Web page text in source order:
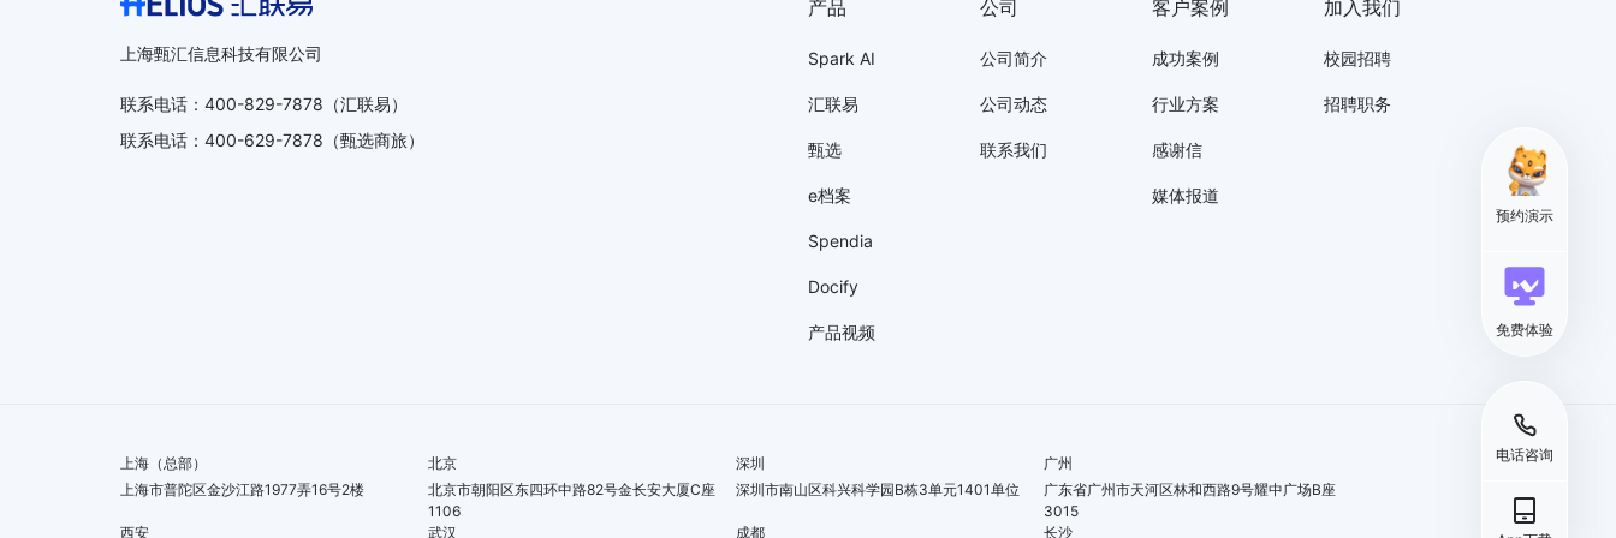
预约演示
免费体验
电话咨询
上海甄汇信息科技有限公司
联系电话 ： 400-829-7878 （汇联易）
联系电话 ： 400-629-7878 （甄选商旅）
产品
Spark AI
汇联易
甄选
e档案
Spendia
Docify
产品视频
公司
公司简介
公司动态
联系我们
客户案例
成功案例
行业方案
感谢信
媒体报道
加入我们
校园招聘
招聘职务
上海（总部）
上海市普陀区金沙江路1977弄16号2楼
北京
北京市朝阳区东四环中路82号金长安大厦C座
1106
深圳
深圳市南山区科兴科学园B栋3单元1401单位
广州
广东省广州市天河区林和西路9号耀中广场B座
3015
西安
武汉 成都 长沙